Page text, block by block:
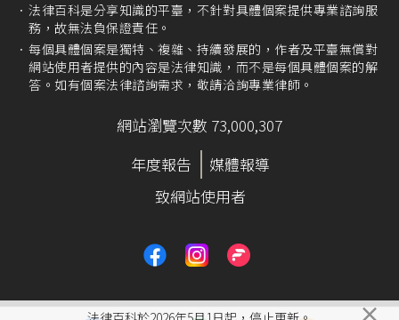
法律百科是分享知識的平臺，不針對具體個案提供專業諮詢服
務，故無法負保證責任。
每個具體個案是獨特、複雜、持續發展的，作者及平臺無償對
網站使用者提供的內容是法律知識，而不是每個具體個案的解
答。如有個案法律諮詢需求，敬請洽詢專業律師。
網站瀏覽次數 73,000,307
年度報告
媒體報導
致網站使用者
×